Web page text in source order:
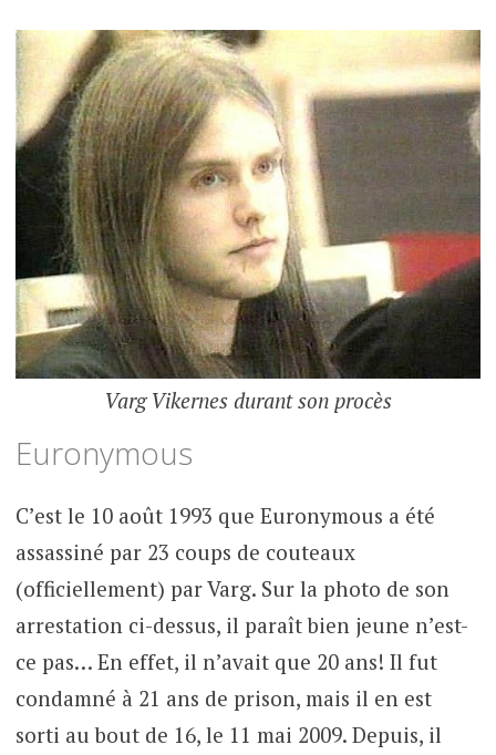
Varg Vikernes durant son procès
Euronymous
C’est le 10 août 1993 que Euronymous a été
assassiné par 23 coups de couteaux
(officiellement) par Varg. Sur la photo de son
arrestation ci-dessus, il paraît bien jeune n’est-
ce pas… En effet, il n’avait que 20 ans! Il fut
condamné à 21 ans de prison, mais il en est
sorti au bout de 16, le 11 mai 2009. Depuis, il